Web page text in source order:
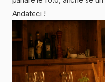
Andateci !